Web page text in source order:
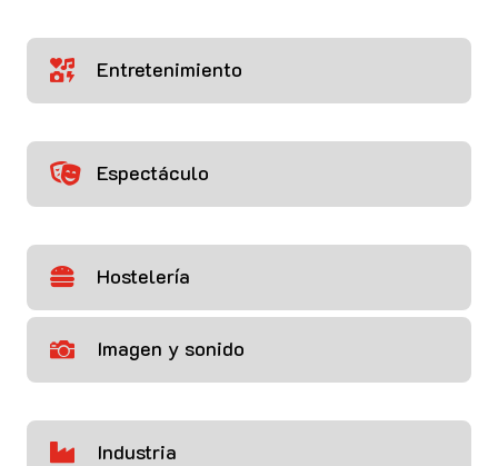
 Entretenimiento
 Espectáculo
 Hostelería
 Imagen y sonido
 Industria